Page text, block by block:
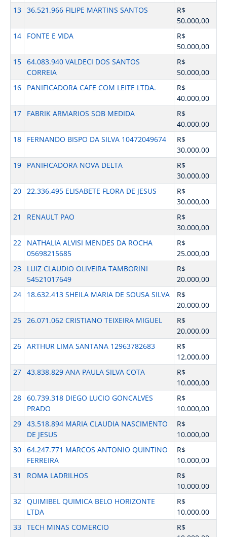
13 36.521.966 FILIPE MARTINS SANTOS
R$
50.000,00
14
FONTE E VIDA
R$
50.000,00
15 64.083.940 VALDECI DOS SANTOS
CORREIA
R$
50.000,00
16
PANIFICADORA CAFE COM LEITE LTDA.
R$
40.000,00
17
FABRIK ARMARIOS SOB MEDIDA
R$
40.000,00
18
FERNANDO BISPO DA SILVA 10472049674
R$
30.000,00
19
PANIFICADORA NOVA DELTA
R$
30.000,00
20 22.336.495 ELISABETE FLORA DE JESUS
R$
30.000,00
21
RENAULT PAO
R$
30.000,00
22
NATHALIA ALVISI MENDES DA ROCHA
05698215685
R$
25.000,00
23
LUIZ CLAUDIO OLIVEIRA TAMBORINI
54521017649
R$
20.000,00
24
18.632.413 SHEILA MARIA DE SOUSA SILVA
R$
20.000,00
25 26.071.062 CRISTIANO TEIXEIRA MIGUEL
R$
20.000,00
26 ARTHUR LIMA SANTANA 12963782683
R$
12.000,00
27 43.838.829 ANA PAULA SILVA COTA
R$
10.000,00
28 60.739.318 DIEGO LUCIO GONCALVES
PRADO
R$
10.000,00
29 43.518.894 MARIA CLAUDIA NASCIMENTO
DE JESUS
R$
10.000,00
30 64.247.771 MARCOS ANTONIO QUINTINO
FERREIRA
R$
10.000,00
31
ROMA LADRILHOS
R$
10.000,00
32 QUIMIBEL QUIMICA BELO HORIZONTE
LTDA
R$
10.000,00
33 TECH MINAS COMERCIO
R$